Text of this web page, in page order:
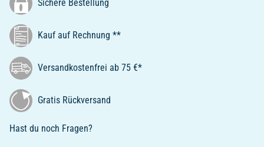
Sichere Bestellung
Kauf auf Rechnung **
Versandkostenfrei ab 75 €*
Gratis Rückversand
Hast du noch Fragen?